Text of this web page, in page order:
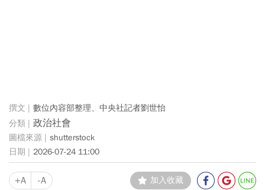
數位內容部整理、中央社記者劉世怡
政治社會
shutterstock
2026-07-24 11:00
+A -A 加入收藏